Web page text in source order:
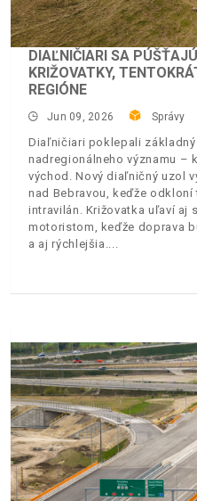
DIAĽNIČIARI SA
KRIŽOVATKY,
REGIÓNE
Jun 09, 2026 Správy
Diaľničiari poklepali
nadregionálneho významu –
východ. Nový diaľničný uzol
nad Bebravou, keďže
intravilán. Križovatka uľaví aj
motoristom, keďže doprava
a aj rýchlejšia.